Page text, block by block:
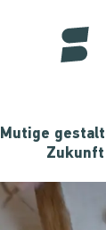
Mutige
Zukunft